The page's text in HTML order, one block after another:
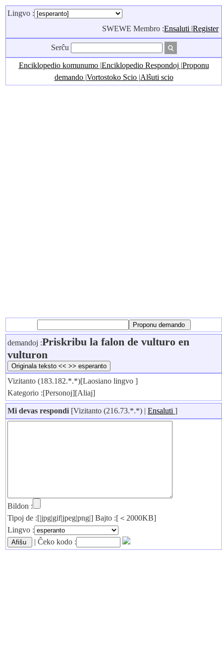
Lingvo :
SWEWE Membro :Ensaluti |Register
Serĉu
Enciklopedio komunumo |Enciklopedio Respondoj |Proponu
demando |Vortostoko Scio |Alŝuti scio
demandoj :Priskribu la falon de vulturo en
vulturon
Vizitanto (183.182.*.*)[Laosiano lingvo ]
Kategorio :[Personoj][Aliaj]
Mi devas respondi [Vizitanto (216.73.*.*) | Ensaluti ]
Bildon :
Tipoj de :[|jpg|gif|jpeg|png|] Bajto :[＜2000KB]
Lingvo :
| Ĉeko kodo :